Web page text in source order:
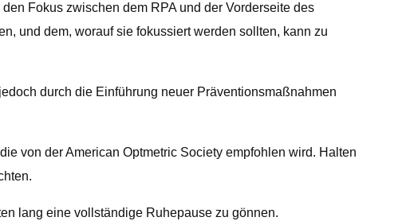
Fokus zwischen dem RPA und der Vorderseite des
und dem, worauf sie fokussiert werden sollten, kann zu
durch die Einführung neuer Präventionsmaßnahmen
von der American Optmetric Society empfohlen wird. Halten
lang eine vollständige Ruhepause zu gönnen.